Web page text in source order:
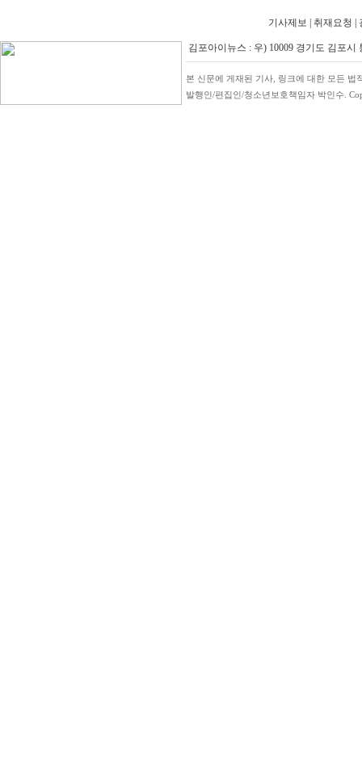
기사제보 취재요청
김포아이뉴스 : 우) 10009 경기도 김포시
본 신문에 게재된 기사, 링크에 대한 모든 법
발행인/편집인/청소년보호책임자 박인수.